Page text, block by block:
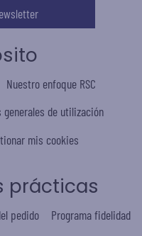
Nuestro enfoque RSC
generales de utilización
mis cookies
prácticas
pedido
Programa fidelidad